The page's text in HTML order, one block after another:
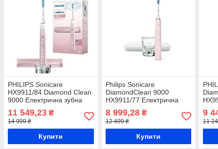
PHILIPS Sonicare
HX9911/84 Diamond Clean
9000 Електрична зубна
щітка
11 549,23 ₴
14 999 ₴
Купити
Philips Sonicare
DiamondClean 9000
HX9911/77 Електрична
зубна щітка
8 999,28₴
12 499 ₴
Купити
9
11